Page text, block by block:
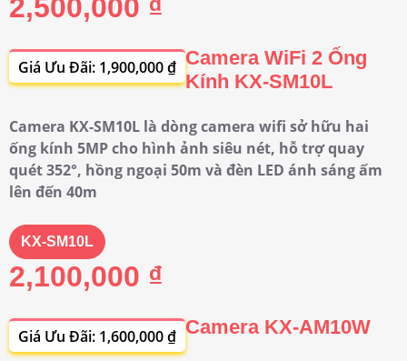
2,500,000 ₫
Giá Ưu Đãi: 1,900,000 ₫ Camera WiFi 2 Ống
Kính KX-SM10L
Camera KX-SM10L là dòng camera wifi sở hữu hai
ống kính 5MP cho hình ảnh siêu nét, hỗ trợ quay
quét 352°, hồng ngoại 50m và đèn LED ánh sáng ấm
lên đến 40m
KX-SM10L
2,100,000 ₫
Giá Ưu Đãi: 1,600,000 ₫ Camera KX-AM10W